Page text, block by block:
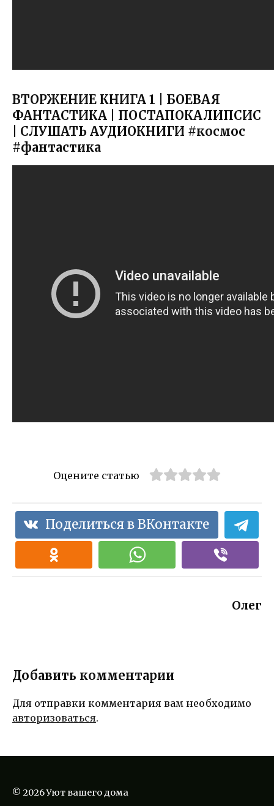
ВТОРЖЕНИЕ КНИГА 1 | БОЕВАЯ
ФАНТАСТИКА | ПОСТАПОКАЛИПСИС
| СЛУШАТЬ АУДИОКНИГИ #космос
#фантастика
Оцените статью
Поделиться в ВКонтакте
Олег
Добавить комментарии
Для отправки комментария вам необходимо
авторизоваться.
© 2026 Уют вашего дома